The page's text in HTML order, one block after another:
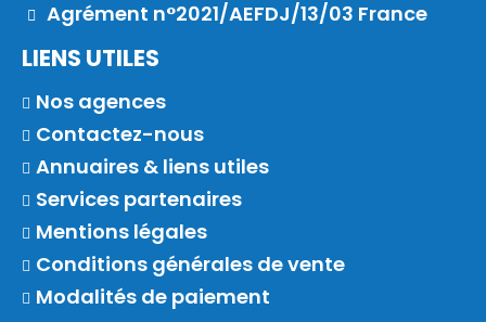
Agrément n°2021/AEFDJ/13/03 France
LIENS UTILES
Nos agences
Contactez-nous
Annuaires & liens utiles
Services partenaires
Mentions légales
Conditions générales de vente
Modalités de paiement